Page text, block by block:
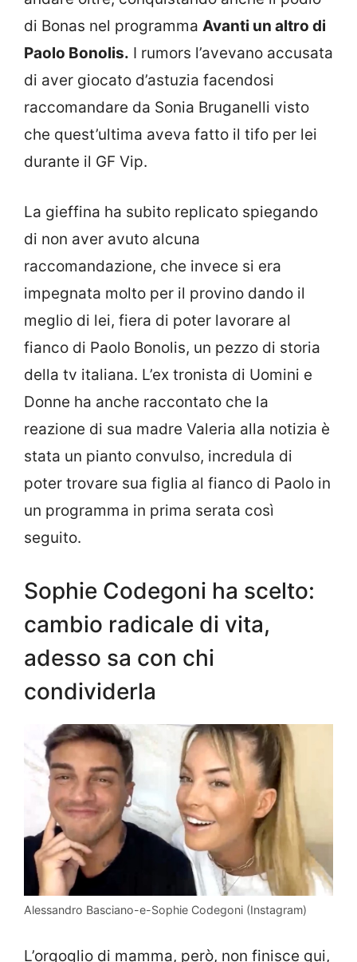
di Bonas nel programma Avanti un altro di
Paolo Bonolis. I rumors l’avevano accusata
di aver giocato d’astuzia facendosi
raccomandare da Sonia Bruganelli visto
che quest’ultima aveva fatto il tifo per lei
durante il GF Vip.
La gieffina ha subito replicato spiegando
di non aver avuto alcuna
raccomandazione, che invece si era
impegnata molto per il provino dando il
meglio di lei, fiera di poter lavorare al
fianco di Paolo Bonolis, un pezzo di storia
della tv italiana. L’ex tronista di Uomini e
Donne ha anche raccontato che la
reazione di sua madre Valeria alla notizia è
stata un pianto convulso, incredula di
poter trovare sua figlia al fianco di Paolo in
un programma in prima serata così
seguito.
Sophie Codegoni ha scelto:
cambio radicale di vita,
adesso sa con chi
condividerla
Alessandro Basciano-e-Sophie Codegoni (Instagram)
L’orgoglio di mamma, però, non finisce qui,